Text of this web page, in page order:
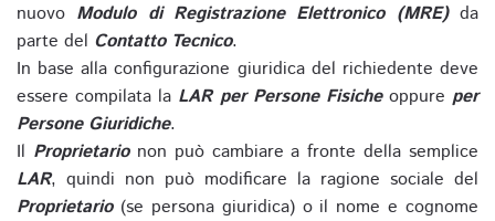
nuovo Modulo di Registrazione Elettronico (MRE)da
parte del Contatto Tecnico.
In base alla configurazione giuridica del richiedente deve
essere compilata la LAR per Persone Fisicheoppure per
Persone Giuridiche.
Il Proprietarionon può cambiare a fronte della semplice
LAR, quindi non può modificare la ragione sociale del
Proprietario(se persona giuridica) o il nome e cognome